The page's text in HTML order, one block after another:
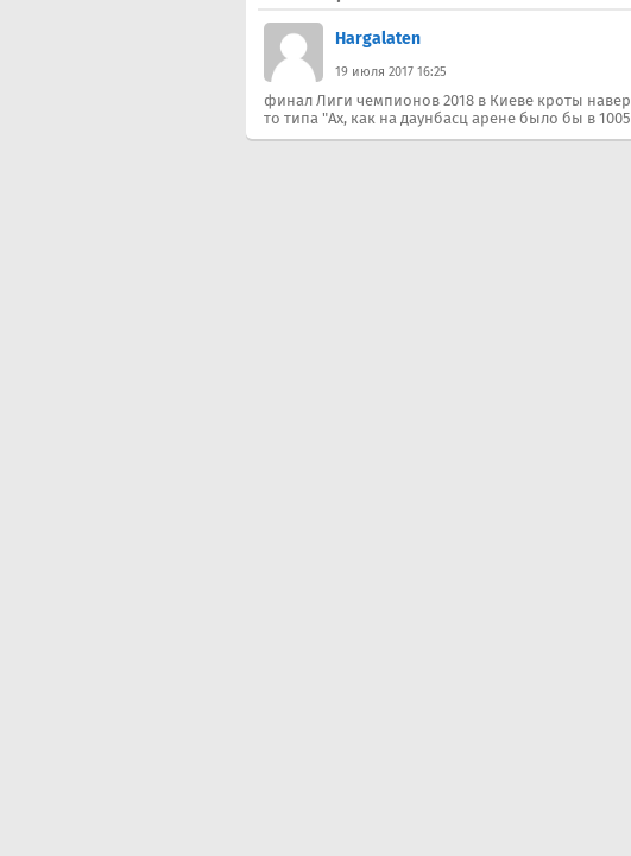
Hargalaten
19 июля 2017 16:25
финал Лиги чемпионов 2018 в Киеве кроты
то типа "Ах, как на даунбасц арене было бы в